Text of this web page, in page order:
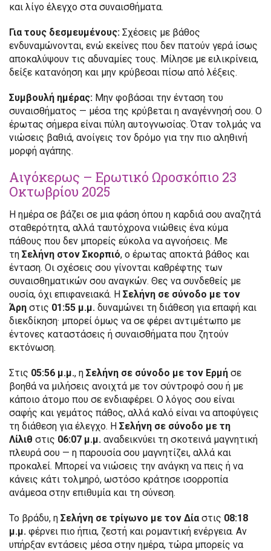
και λίγο έλεγχο στα συναισθήματα.
Για τους δεσμευμένους: Σχέσεις με βάθος
ενδυναμώνονται, ενώ εκείνες που δεν πατούν γερά ίσως
αποκαλύψουν τις αδυναμίες τους. Μίλησε με ειλικρίνεια,
δείξε κατανόηση και μην κρύβεσαι πίσω από λέξεις.
Συμβουλή ημέρας: Μην φοβάσαι την ένταση του
συναισθήματος — μέσα της κρύβεται η αναγέννησή σου. Ο
έρωτας σήμερα είναι πύλη αυτογνωσίας. Όταν τολμάς να
νιώσεις βαθιά, ανοίγεις τον δρόμο για την πιο αληθινή
μορφή αγάπης.
Αιγόκερως – Ερωτικό Ωροσκόπιο 23
Οκτωβρίου 2025
Η ημέρα σε βάζει σε μια φάση όπου η καρδιά σου αναζητά
σταθερότητα, αλλά ταυτόχρονα νιώθεις ένα κύμα
πάθους που δεν μπορείς εύκολα να αγνοήσεις. Με
τη Σελήνη στον Σκορπιό, ο έρωτας αποκτά βάθος και
ένταση. Οι σχέσεις σου γίνονται καθρέφτης των
συναισθηματικών σου αναγκών. Θες να συνδεθείς με
ουσία, όχι επιφανειακά. Η Σελήνη σε σύνοδο με τον
Άρη στις 01:55 μ.μ. δυναμώνει τη διάθεση για επαφή και
διεκδίκηση· μπορεί όμως να σε φέρει αντιμέτωπο με
έντονες καταστάσεις ή συναισθήματα που ζητούν
εκτόνωση.
Στις 05:56 μ.μ., η Σελήνη σε σύνοδο με τον Ερμή σε
βοηθά να μιλήσεις ανοιχτά με τον σύντροφό σου ή με
κάποιο άτομο που σε ενδιαφέρει. Ο λόγος σου είναι
σαφής και γεμάτος πάθος, αλλά καλό είναι να αποφύγεις
τη διάθεση για έλεγχο. Η Σελήνη σε σύνοδο με τη
Λίλιθ στις 06:07 μ.μ. αναδεικνύει τη σκοτεινά μαγνητική
πλευρά σου — η παρουσία σου μαγνητίζει, αλλά και
προκαλεί. Μπορεί να νιώσεις την ανάγκη να πεις ή να
κάνεις κάτι τολμηρό, ωστόσο κράτησε ισορροπία
ανάμεσα στην επιθυμία και τη σύνεση.
Το βράδυ, η Σελήνη σε τρίγωνο με τον Δίαστις 08:18
μ.μ. φέρνει πιο ήπια, ζεστή και ρομαντική ενέργεια. Αν
υπήρξαν εντάσεις μέσα στην ημέρα, τώρα μπορείς να